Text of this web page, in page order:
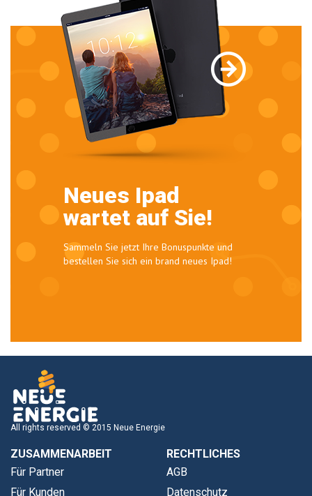
Neues Ipad
wartet auf Sie!
Sammeln Sie jetzt Ihre Bonuspunkte und
bestellen Sie sich ein brand neues Ipad!
All rights reserved © 2015 Neue Energie
ZUSAMMENARBEIT
Für Partner
Für Kunden
RECHTLICHES
AGB
Datenschutz